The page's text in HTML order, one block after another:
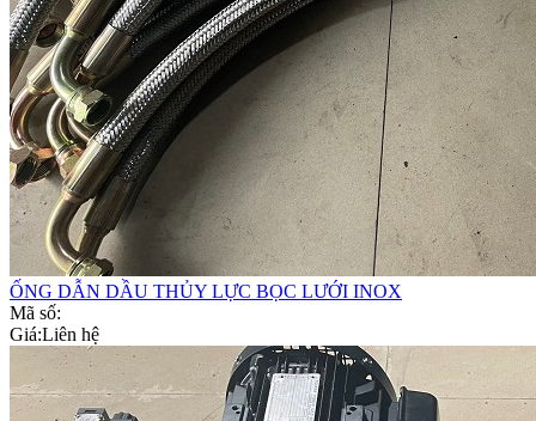
ỐNG DẪN DẦU THỦY LỰC BỌC LƯỚI INOX
Mã số:
Giá:Liên hệ